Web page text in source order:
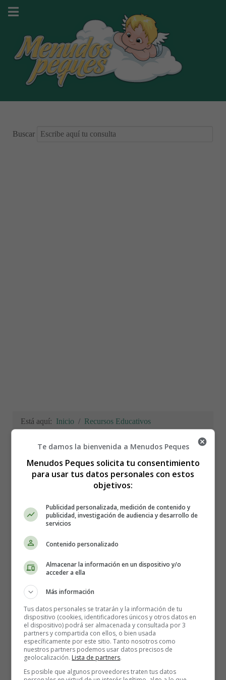
Buscar
Está aquí: Inicio
Recursos Educativos
Normas de convivencia 06
Normas de convivencia
06
Te damos la bienvenida a Menudos Peques
Menudos Peques solicita tu consentimiento
para usar tus datos personales con estos
objetivos:
Publicidad personalizada, medición de contenido y
publicidad, investigación de audiencia y desarrollo de
servicios
Contenido personalizado
Almacenar la información en un dispositivo y/o
acceder a ella
Más información
Tus datos personales se tratarán y la información de tu
dispositivo (cookies, identificadores únicos y otros datos en
el dispositivo) podrá ser almacenada y consultada por 3
partners y compartida con ellos, o bien usada
específicamente por este sitio. Tanto nosotros como
nuestros partners podemos usar datos precisos de
geolocalización. Lista de partners.
Es posible que algunos proveedores traten tus datos